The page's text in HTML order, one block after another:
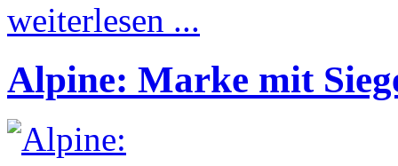
weiterlesen ...
Alpine: Marke mit